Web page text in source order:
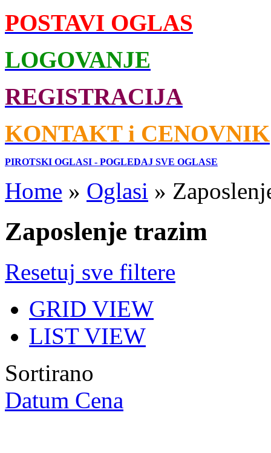
POSTAVI OGLAS
LOGOVANJE
REGISTRACIJA
KONTAKT i CENOVNIK
PIROTSKI OGLASI - POGLEDAJ SVE OGLASE
Home » Oglasi »
Zaposlenje trazim
Resetuj sve filtere
GRID VIEW
LIST VIEW
Sortirano
Datum Cena